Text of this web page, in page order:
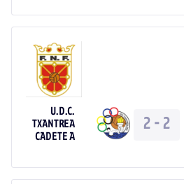
U.D.C.
TXANTREA
CADETE A
2 - 2